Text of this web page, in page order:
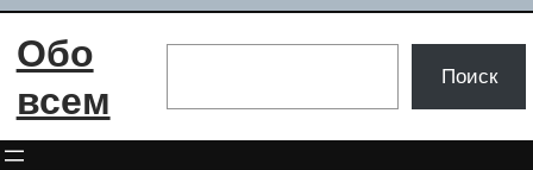
Перейти
Обо
всем
Поиск